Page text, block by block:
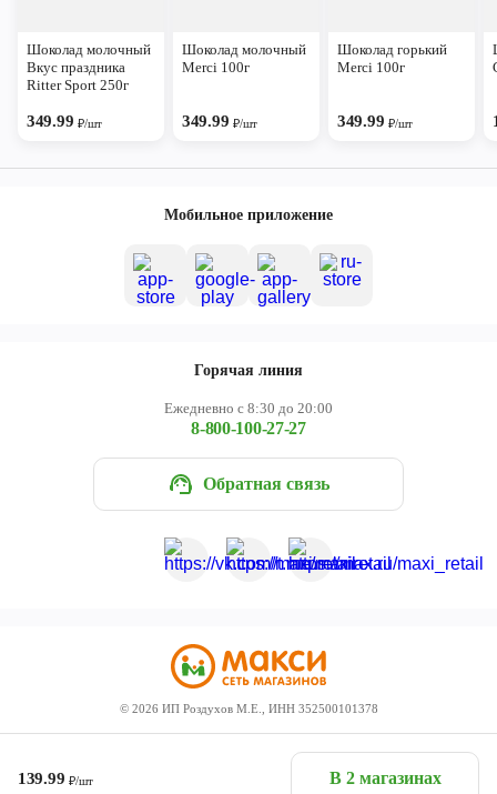
139.99 ₽/шт В 2 магазинах
Шоколад молочный
Вкус праздника
Ritter Sport 250г
349.99 ₽/шт
Шоколад молочный
Merci 100г
349.99 ₽/шт
Шоколад горький
Merci 100г
349.99 ₽/шт
Мобильное приложение
Горячая линия
Ежедневно с 8:30 до 20:00
8-800-100-27-27
Обратная связь
© 2026 ИП Роздухов М.Е., ИНН 352500101378